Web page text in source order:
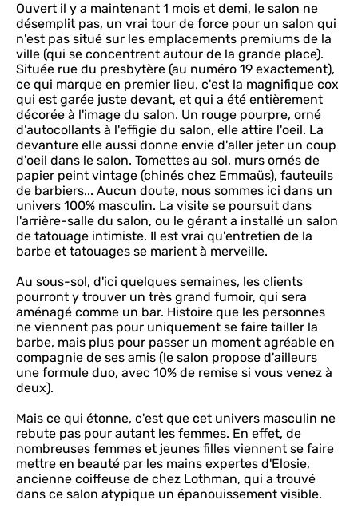
Ouvert il y a maintenant 1 mois et demi, le salon ne
désemplit pas, un vrai tour de force pour un salon qui
n'est pas situé sur les emplacements premiums de la
ville (qui se concentrent autour de la grande place).
Située rue du presbytère (au numéro 19 exactement),
ce qui marque en premier lieu, c'est la magnifique cox
qui est garée juste devant, et qui a été entièrement
décorée à l'image du salon. Un rouge pourpre, orné
d’autocollants à l'effigie du salon, elle attire l'oeil. La
devanture elle aussi donne envie d'aller jeter un coup
d'oeil dans le salon. Tomettes au sol, murs ornés de
papier peint vintage (chinés chez Emmaüs), fauteuils
de barbiers... Aucun doute, nous sommes ici dans un
univers 100% masculin. La visite se poursuit dans
l'arrière-salle du salon, ou le gérant a installé un salon
de tatouage intimiste. Il est vrai qu'entretien de la
barbe et tatouages se marient à merveille.
Au sous-sol, d'ici quelques semaines, les clients
pourront y trouver un très grand fumoir, qui sera
aménagé comme un bar. Histoire que les personnes
ne viennent pas pour uniquement se faire tailler la
barbe, mais plus pour passer un moment agréable en
compagnie de ses amis (le salon propose d'ailleurs
une formule duo, avec 10% de remise si vous venez à
deux).
Mais ce qui étonne, c'est que cet univers masculin ne
rebute pas pour autant les femmes. En effet, de
nombreuses femmes et jeunes filles viennent se faire
mettre en beauté par les mains expertes d'Elosie,
ancienne coiffeuse de chez Lothman, qui a trouvé
dans ce salon atypique un épanouissement visible.